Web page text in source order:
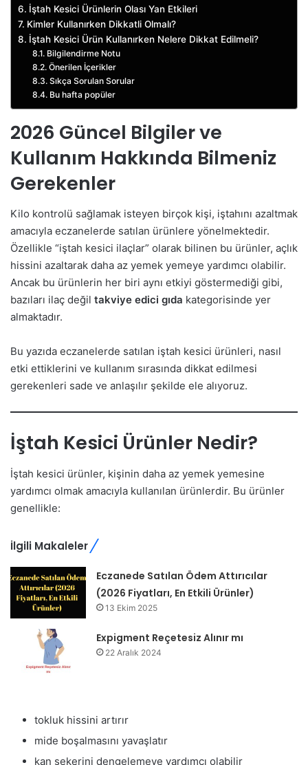
İştah Kesici Ürünlerin Olası Yan Etkileri
Kimler Kullanırken Dikkatli Olmalı?
İştah Kesici Ürün Kullanırken Nelere Dikkat Edilmeli?
Bilgilendirme Notu
Önerilen İçerikler
Sıkça Sorulan Sorular
Bu hafta popüler
2026 Güncel Bilgiler ve
Kullanım Hakkında Bilmeniz
Gerekenler
Kilo kontrolü sağlamak isteyen birçok kişi, iştahını azaltmak
amacıyla eczanelerde satılan ürünlere yönelmektedir.
Özellikle “iştah kesici ilaçlar” olarak bilinen bu ürünler, açlık
hissini azaltarak daha az yemek yemeye yardımcı olabilir.
Ancak bu ürünlerin her biri aynı etkiyi göstermediği gibi,
bazıları ilaç değil takviye edici gıda kategorisinde yer
almaktadır.
Bu yazıda eczanelerde satılan iştah kesici ürünleri, nasıl
etki ettiklerini ve kullanım sırasında dikkat edilmesi
gerekenleri sade ve anlaşılır şekilde ele alıyoruz.
İştah Kesici Ürünler Nedir?
İştah kesici ürünler, kişinin daha az yemek yemesine
yardımcı olmak amacıyla kullanılan ürünlerdir. Bu ürünler
genellikle:
İlgili Makaleler
Eczanede Satılan Ödem Attırıcılar
(2026 Fiyatları, En Etkili Ürünler)
13 Ekim 2025
Expigment Reçetesiz Alınır mı
22 Aralık 2024
tokluk hissini artırır
mide boşalmasını yavaşlatır
kan şekerini dengelemeye yardımcı olabilir